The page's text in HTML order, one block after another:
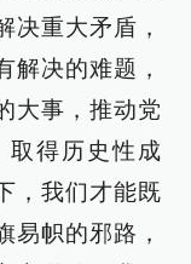
决重大矛盾，
解决的难题，
大事，推动党
取得历史性成
，我们才能既
易帜的邪路，